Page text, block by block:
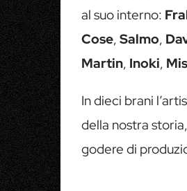
al suo interno:
Cose, Salmo,
Martin, Inoki,
In dieci brani
della nostra
godere di